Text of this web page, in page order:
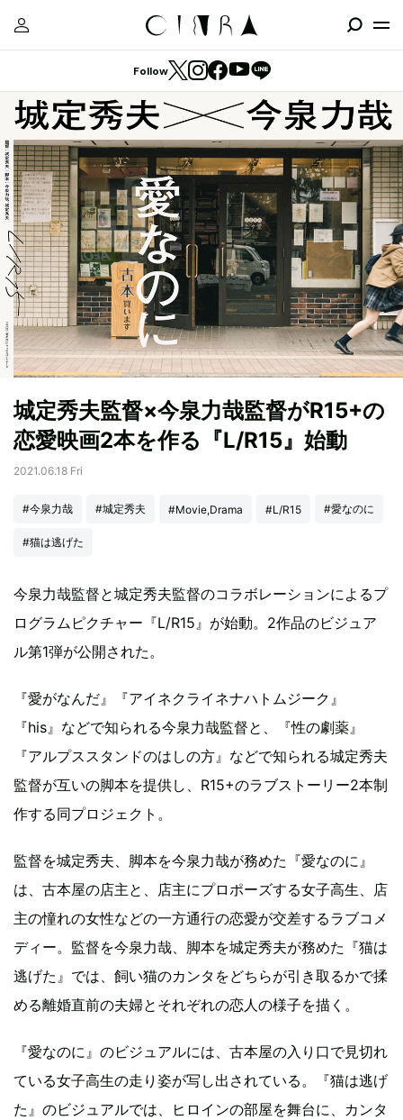
Follow
城定秀夫監督×今泉力哉監督がR15+の
恋愛映画2本を作る『L/R15』始動
2021.06.18 Fri
#今泉力哉 #城定秀夫 #Movie,Drama #L/R15 #愛なのに
#猫は逃げた
今泉力哉監督と城定秀夫監督のコラボレーションによるプ
ログラムピクチャー『L/R15』が始動。2作品のビジュア
ル第1弾が公開された。
『愛がなんだ』『アイネクライネナハトムジーク』
『his』などで知られる今泉力哉監督と、『性の劇薬』
『アルプススタンドのはしの方』などで知られる城定秀夫
監督が互いの脚本を提供し、R15+のラブストーリー2本制
作する同プロジェクト。
監督を城定秀夫、脚本を今泉力哉が務めた『愛なのに』
は、古本屋の店主と、店主にプロポーズする女子高生、店
主の憧れの女性などの一方通行の恋愛が交差するラブコメ
ディー。監督を今泉力哉、脚本を城定秀夫が務めた『猫は
逃げた』では、飼い猫のカンタをどちらが引き取るかで揉
める離婚直前の夫婦とそれぞれの恋人の様子を描く。
『愛なのに』のビジュアルには、古本屋の入り口で見切れ
ている女子高生の走り姿が写し出されている。『猫は逃げ
た』のビジュアルでは、ヒロインの部屋を舞台に、カンタ